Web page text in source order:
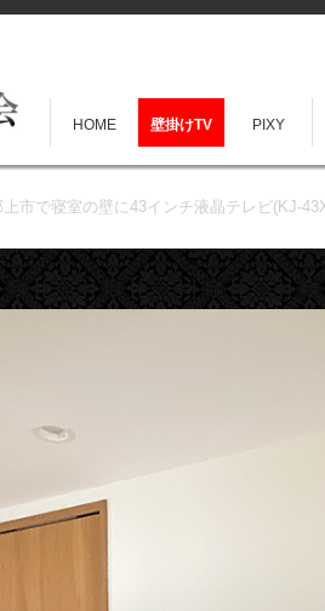
HOME 壁掛けTV PIXY
市で寝室の壁に43インチ液晶テレビ(KJ-